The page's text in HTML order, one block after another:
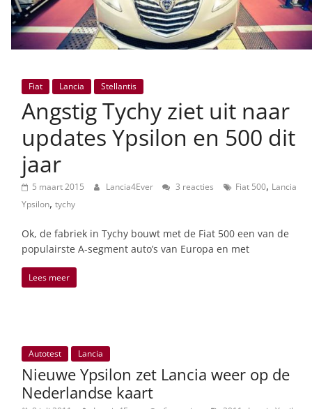
Fiat Lancia Stellantis
Angstig Tychy ziet uit naar
updates Ypsilon en 500 dit
jaar
5 maart 2015 Lancia4Ever 3 reacties Fiat 500, Lancia
Ypsilon, tychy
Ok, de fabriek in Tychy bouwt met de Fiat 500 een van de
populairste A-segment auto’s van Europa en met
Lees meer
Autotest Lancia
Nieuwe Ypsilon zet Lancia weer op de
Nederlandse kaart